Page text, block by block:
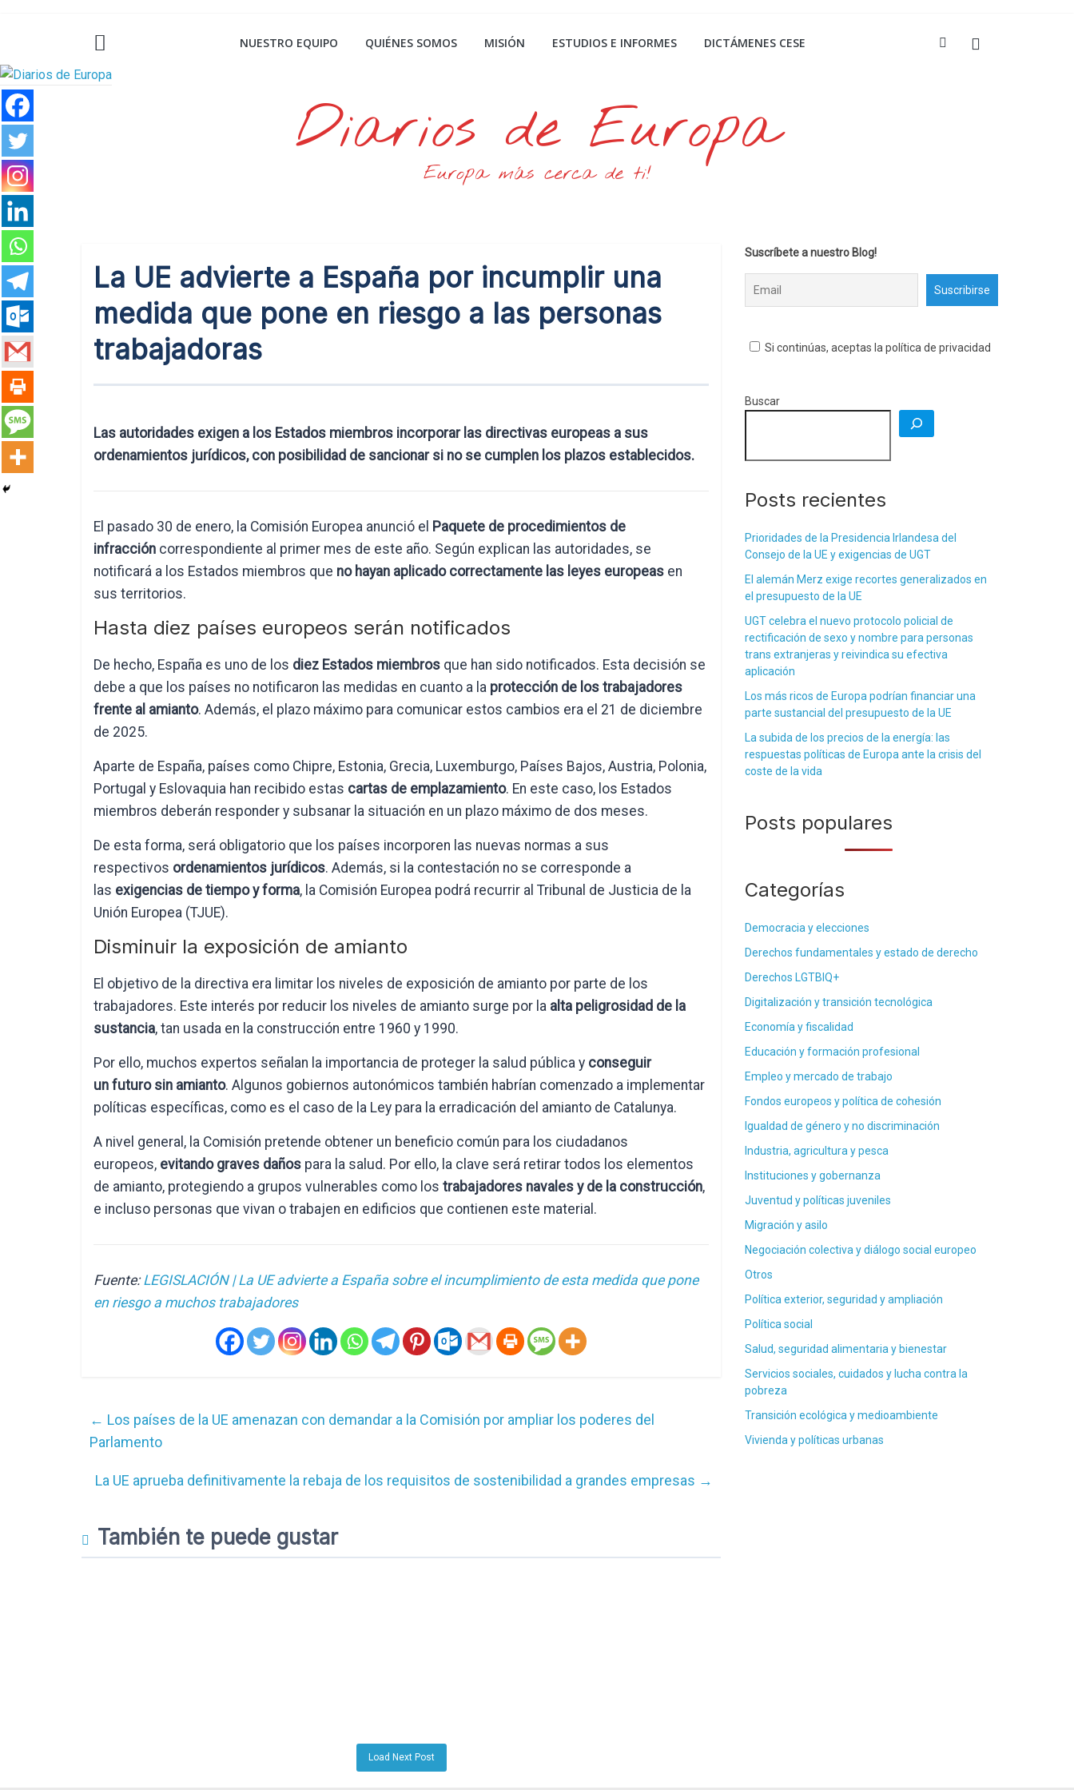
NUESTRO EQUIPO QUIÉNES SOMOS MISIÓN ESTUDIOS E INFORMES DICTÁMENES CESE
Diarios de Europa
Europa más cerca de ti!
La UE advierte a España por incumplir una
medida que pone en riesgo a las personas
trabajadoras
Las autoridades exigen a los Estados miembros incorporar las directivas europeas a sus
ordenamientos jurídicos, con posibilidad de sancionar si no se cumplen los plazos establecidos.
El pasado 30 de enero, la Comisión Europea anunció el Paquete de procedimientos de
infracción correspondiente al primer mes de este año. Según explican las autoridades, se
notificará a los Estados miembros que no hayan aplicado correctamente las leyes europeas en
sus territorios.
Hasta diez países europeos serán notificados
De hecho, España es uno de los diez Estados miembros que han sido notificados. Esta decisión se
debe a que los países no notificaron las medidas en cuanto a la protección de los trabajadores
frente al amianto. Además, el plazo máximo para comunicar estos cambios era el 21 de diciembre
de 2025.
Aparte de España, países como Chipre, Estonia, Grecia, Luxemburgo, Países Bajos, Austria, Polonia,
Portugal y Eslovaquia han recibido estas cartas de emplazamiento. En este caso, los Estados
miembros deberán responder y subsanar la situación en un plazo máximo de dos meses.
De esta forma, será obligatorio que los países incorporen las nuevas normas a sus
respectivos ordenamientos jurídicos. Además, si la contestación no se corresponde a
las exigencias de tiempo y forma, la Comisión Europea podrá recurrir al Tribunal de Justicia de la
Unión Europea (TJUE).
Disminuir la exposición de amianto
El objetivo de la directiva era limitar los niveles de exposición de amianto por parte de los
trabajadores. Este interés por reducir los niveles de amianto surge por la alta peligrosidad de la
sustancia, tan usada en la construcción entre 1960 y 1990.
Por ello, muchos expertos señalan la importancia de proteger la salud pública y conseguir
un futuro sin amianto. Algunos gobiernos autonómicos también habrían comenzado a implementar
políticas específicas, como es el caso de la Ley para la erradicación del amianto de Catalunya.
A nivel general, la Comisión pretende obtener un beneficio común para los ciudadanos
europeos, evitando graves daños para la salud. Por ello, la clave será retirar todos los elementos
de amianto, protegiendo a grupos vulnerables como los trabajadores navales y de la construcción,
e incluso personas que vivan o trabajen en edificios que contienen este material.
Fuente:LEGISLACIÓN | La UE advierte a España sobre el incumplimiento de esta medida que pone
en riesgo a muchos trabajadores
← Los países de la UE amenazan con demandar a la Comisión por ampliar los poderes del
Parlamento
La UE aprueba definitivamente la rebaja de los requisitos de sostenibilidad a grandes empresas →
También te puede gustar
Load Next Post
Suscríbete a nuestro Blog!
Si continúas, aceptas la política de privacidad
Buscar
Posts recientes
Prioridades de la Presidencia Irlandesa del
Consejo de la UE y exigencias de UGT
El alemán Merz exige recortes generalizados en
el presupuesto de la UE
UGT celebra el nuevo protocolo policial de
rectificación de sexo y nombre para personas
trans extranjeras y reivindica su efectiva
aplicación
Los más ricos de Europa podrían financiar una
parte sustancial del presupuesto de la UE
La subida de los precios de la energía: las
respuestas políticas de Europa ante la crisis del
coste de la vida
Posts populares
Categorías
Democracia y elecciones
Derechos fundamentales y estado de derecho
Derechos LGTBIQ+
Digitalización y transición tecnológica
Economía y fiscalidad
Educación y formación profesional
Empleo y mercado de trabajo
Fondos europeos y política de cohesión
Igualdad de género y no discriminación
Industria, agricultura y pesca
Instituciones y gobernanza
Juventud y políticas juveniles
Migración y asilo
Negociación colectiva y diálogo social europeo
Otros
Política exterior, seguridad y ampliación
Política social
Salud, seguridad alimentaria y bienestar
Servicios sociales, cuidados y lucha contra la
pobreza
Transición ecológica y medioambiente
Vivienda y políticas urbanas